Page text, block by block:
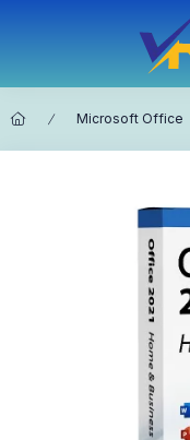
Microsoft Office